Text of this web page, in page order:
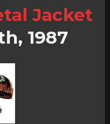
Jacket
1987